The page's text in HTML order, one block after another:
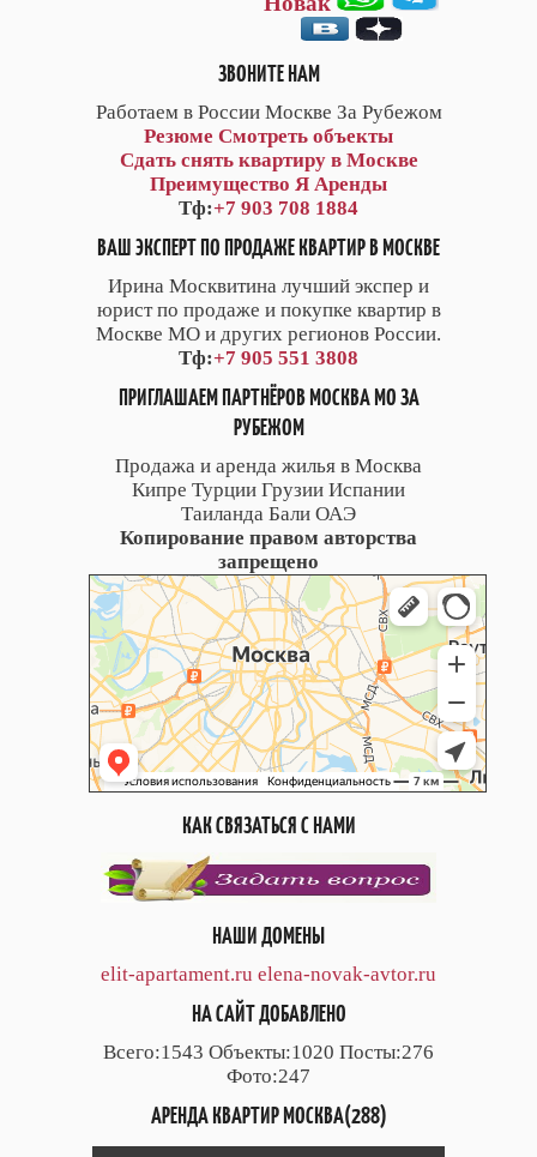
ЗВОНИТЕ НАМ
Работаем в России Москве За Рубежом
Резюме Смотреть объекты
Сдать снять квартиру в Москве
Преимущество Я Аренды
Тф:+7 903 708 1884
ВАШ ЭКСПЕРТ ПО ПРОДАЖЕ КВАРТИР В МОСКВЕ
Ирина Москвитина лучший экспер и
юрист по продаже и покупке квартир в
Москве МО и других регионов России.
Тф:+7 905 551 3808
ПРИГЛАШАЕМ ПАРТНЁРОВ МОСКВА МО ЗА
РУБЕЖОМ
Продажа и аренда жилья в Москва
Кипре Турции Грузии Испании
Таиланда Бали ОАЭ
Копирование правом авторства
запрещено
КАК СВЯЗАТЬСЯ С НАМИ
НАШИ ДОМЕНЫ
elit-apartament.ru elena-novak-avtor.ru
НА САЙТ ДОБАВЛЕНО
Всего:1543 Объекты:1020 Посты:276
Фото:247
АРЕНДА КВАРТИР МОСКВА(288)